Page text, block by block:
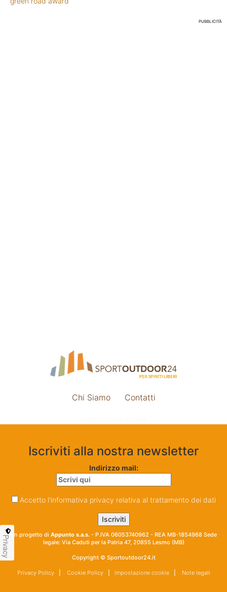
PUBBLICITÀ
Chi Siamo Contatti
Iscriviti alla nostra newsletter
Indirizzo mail:
Accetto l'informativa privacy relativa al trattamento dei dati
Un progetto di Appunto s.a.s. - P.IVA 06053740962 - REA MB-1854968 Sede
legale: Via Caduti per la Patria 47, 20855 Lesmo (MB)
Copyright © Sportoutdoor24.it
Privacy Policy| Cookie Policy| Impostazione cookie| Note legali
Privacy